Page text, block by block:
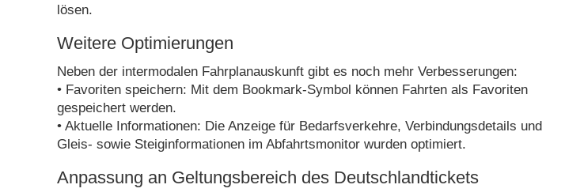
lösen.
Weitere Optimierungen
Neben der intermodalen Fahrplanauskunft gibt es noch mehr Verbesserungen:
• Favoriten speichern: Mit dem Bookmark-Symbol können Fahrten als Favoriten
gespeichert werden.
• Aktuelle Informationen: Die Anzeige für Bedarfsverkehre, Verbindungsdetails und
Gleis- sowie Steiginformationen im Abfahrtsmonitor wurden optimiert.
Anpassung an Geltungsbereich des Deutschlandtickets